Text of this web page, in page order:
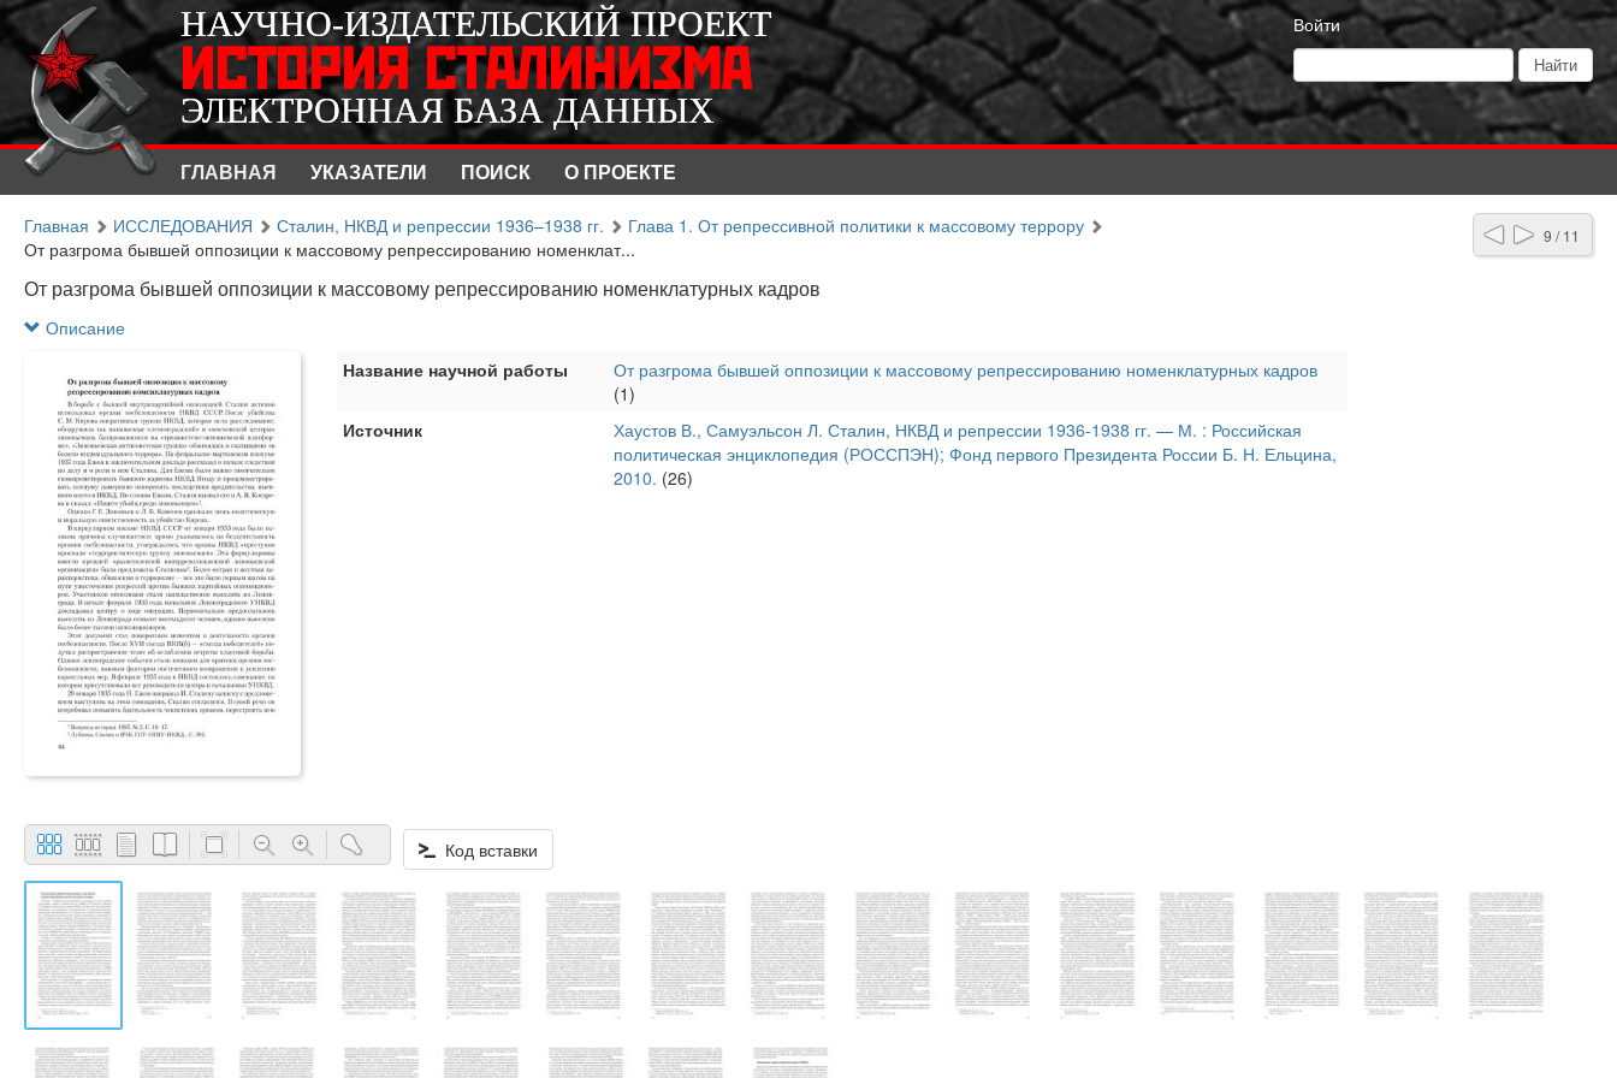
Войти
НАУЧНО-ИЗДАТЕЛЬСКИЙ ПРОЕКТ
ИСТОРИЯ СТАЛИНИЗМА
ЭЛЕКТРОННАЯ БАЗА ДАННЫХ
ГЛАВНАЯ УКАЗАТЕЛИ ПОИСК О ПРОЕКТЕ
НАУЧНО-ИЗДАТЕЛЬСКИЙ ПРОЕКТ
ИСТОРИЯ СТАЛИНИЗМА
ЭЛЕКТРОННАЯ БАЗА ДАННЫХ
9 / 11
Главная ИССЛЕДОВАНИЯ Сталин, НКВД и репрессии 1936–1938 гг.
Глава 1. От репрессивной политики к массовому террору
От разгрома бывшей оппозиции к массовому репрессированию номенклат...
От разгрома бывшей оппозиции к массовому репрессированию номенклатурных кадров
Описание
Название научной работы
От разгрома бывшей оппозиции к массовому репрессированию номенклатурных кадров
(1)
Источник
Хаустов В., Самуэльсон Л. Сталин, НКВД и репрессии 1936-1938 гг. — М. : Российская
политическая энциклопедия (РОССПЭН); Фонд первого Президента России Б. Н. Ельцина,
2010. (26)
Код вставки